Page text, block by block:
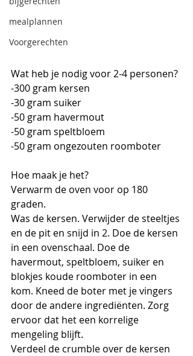
mealplannen
Voorgerechten
Wat heb je nodig voor 2-4 personen?
-300 gram kersen
-30 gram suiker
-50 gram havermout
-50 gram speltbloem
-50 gram ongezouten roomboter
Hoe maak je het?
Verwarm de oven voor op 180
graden.
Was de kersen. Verwijder de steeltjes
en de pit en snijd in 2. Doe de kersen
in een ovenschaal. Doe de
havermout, speltbloem, suiker en
blokjes koude roomboter in een
kom. Kneed de boter met je vingers
door de andere ingrediënten. Zorg
ervoor dat het een korrelige
mengeling blijft.
Verdeel de crumble over de kersen